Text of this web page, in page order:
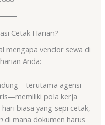
Cetak Harian?
mengapa vendor sewa di
Anda:
agensi
pola kerja
biasa yang sepi cetak,
di mana dokumen harus